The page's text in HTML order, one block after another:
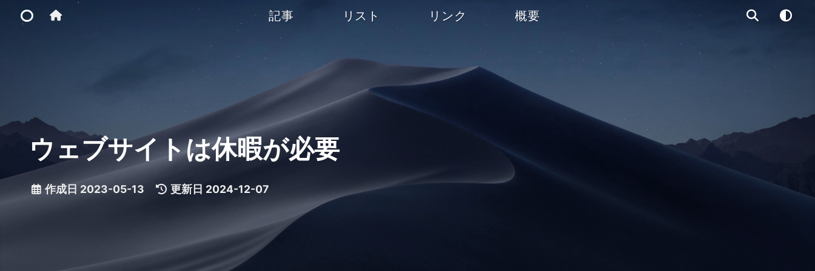
IP Toolbox
FusionX
記事 リスト リンク 概要
ウェブサイトは休暇が必要
作成日 2023-05-13 更新日 2024-12-07